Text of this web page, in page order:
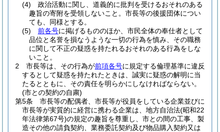
(4)
政治活動に関し、道義的に批判を受けるおそれのある
趣旨の寄附を受領しないこと。 市長等の後援団体につい
ても、同様とする。
(5)
前各号に掲げるもののほか、市民全体の奉仕者として
品位と名誉を損なうような一切の行為を慎み、その職務
に関して不正の疑惑を持たれるおそれのある行為をしな
いこと。
2
市長等は、その行為が前項各号に規定する倫理基準に違反
するとして疑惑を持たれたときは、誠実に疑惑の解明に当
たるとともに、その責任を明らかにしなければならない。
(市との契約の自粛)
第5条
市長等の配偶者、市長等が役員をしている企業並びに
市長等が実質的に経営に携わる企業は、地方自治法(昭和22
年法律第67号)の規定の趣旨を尊重し、市との間の工事、製
造その他の請負契約、業務委託契約及び物品購入契約又は